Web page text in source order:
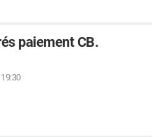
paiement CB.